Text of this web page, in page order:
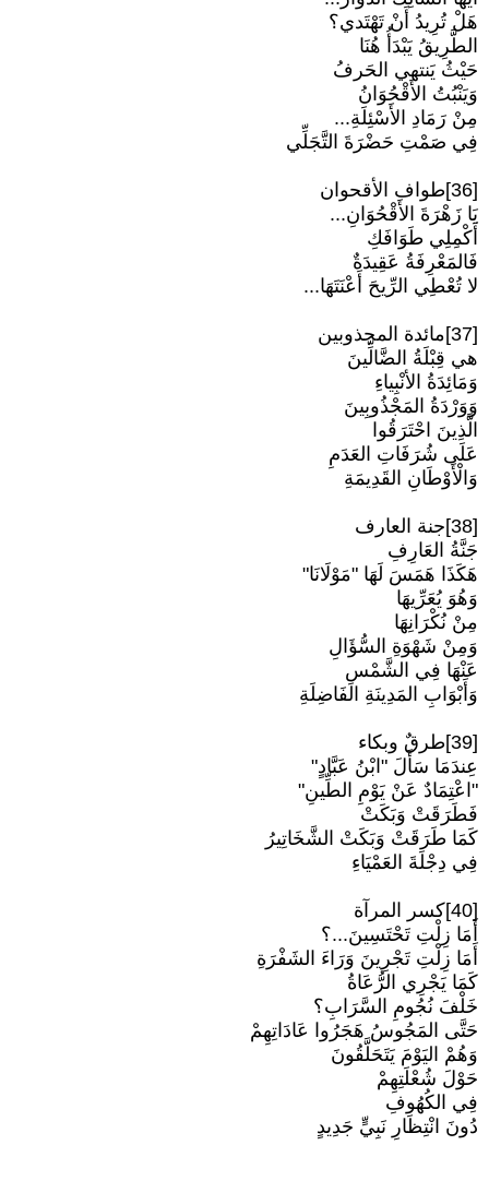
هَلْ تُرِيدُ أَنْ تَهْتَدي؟
الطَّرِيقُ يَبْدَأُ هُنَا
حَيْثُ يَنتهي الحَرفُ
وَيَنْبُتُ الأَقْحُوَانُ
مِنْ رَمَادِ الأَسْئِلَةِ...
فِي صَمْتِ حَضْرَةَ التَّجَلِّي
[36]طواف الأقحوان
يَا زَهْرَةَ الأَقْحُوَانِ...
أَكْمِلِي طَوَافَكِ
فَالمَعْرِفَةُ عَقِيدَةٌ
لا تُعْطِي الرِّيحَ أَعْنَتَهَا...
[37]مائدة المجذوبين
هي قِبْلَةُ الضَّالِّينَ
وَمَائِدَةُ الأنْبِياءِ
وَوَرْدَةُ المَجْذُوبِينَ
الَّذِينَ احْتَرَقُوا
عَلَى شُرَفَاتِ العَدَمِ
وَالْأَوْطَانِ القَدِيمَةِ
[38]جنة العارف
جَنَّةُ العَارِفِ
هَكَذَا هَمَسَ لَهَا "مَوْلَانَا"
وَهُوَ يُعَرِّيهَا
مِنْ نُكْرَانِهَا
وَمِنْ شَهْوَةِ السُّؤَالِ
عَنْهَا فِي الشَّمْسِ
وَأَبْوَابِ المَدِينَةِ الفَاضِلَةِ
[39]طرقٌ وبكاء
عِندَمَا سَأَلَ "ابْنُ عَبَّادٍ"
"اعْتِمَادٌ عَنْ يَوْمِ الطِّينِ"
فَطَرَقَتْ وَبَكَتْ
كَمَا طَرَقَتْ وَبَكَتْ الشَّخَاتِيرُ
فِي دِجْلَةَ العَمْيَاءِ
[40]كسر المرآة
أَمَا زِلْتِ تَحْتَسِينَ...؟
أَمَا زِلْتِ تَجْرِينَ وَرَاءَ الشَفْرَةِ
كَمَا يَجْرِي الرُّعَاةُ
خَلْفَ نُجُومِ السَّرَابِ؟
حَتَّى المَجُوسُ هَجَرُوا عَادَاتِهِمْ
وَهُمْ اليَوْمَ يَتَحَلَّقُونَ
حَوْلَ شُعْلَتِهِمْ
فِي الكُهُوفِ
دُونَ انْتِظَارِ نَبِيٍّ جَدِيدٍ